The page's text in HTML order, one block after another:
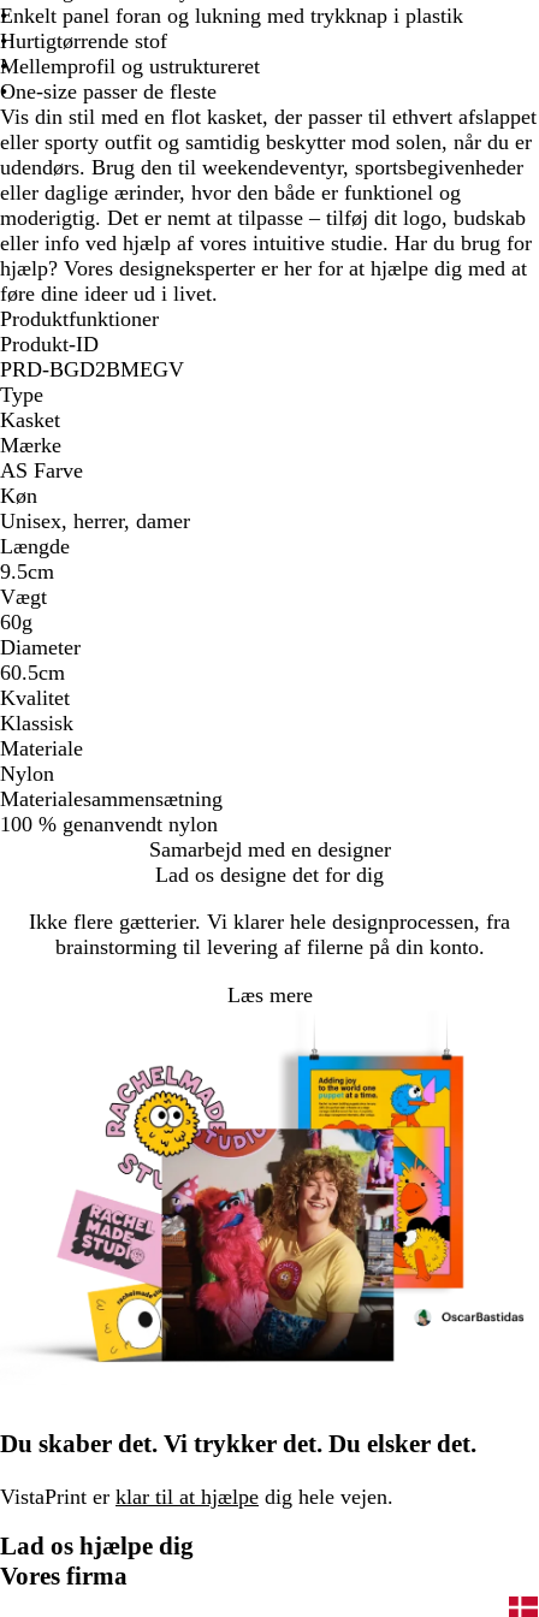
m
a
r
v
e
t
E
R
d
é
n
e
b
l
å
p
i
g
n
o
n
f
a
r
v
e
t
g
r
ø
n
s
m
e
L
Y
P
T
U
S
a
r
v
e
t
u
s
l
i
n
a
b
l
å
g
u
l
l
e
n
t
e
r
h
a
v
e
t
n
e
Enkelt panel foran og lukning med trykknap i plastik
Hurtigtørrende stof
Mellemprofil og ustruktureret
One-size passer de fleste
Vis din stil med en flot kasket, der passer til ethvert afslappet
eller sporty outfit og samtidig beskytter mod solen, når du er
udendørs. Brug den til weekendeventyr, sportsbegivenheder
eller daglige ærinder, hvor den både er funktionel og
moderigtig. Det er nemt at tilpasse – tilføj dit logo, budskab
eller info ved hjælp af vores intuitive studie. Har du brug for
hjælp? Vores designeksperter er her for at hjælpe dig med at
føre dine ideer ud i livet.
Produktfunktioner
Produkt-ID
PRD-BGD2BMEGV
Type
Kasket
Mærke
AS Farve
Køn
Unisex, herrer, damer
Længde
9.5cm
Vægt
60g
Diameter
60.5cm
Kvalitet
Klassisk
Materiale
Nylon
Materialesammensætning
100 % genanvendt nylon
Samarbejd med en designer
Lad os designe det for dig
Ikke flere gætterier. Vi klarer hele designprocessen, fra
brainstorming til levering af filerne på din konto.
Læs mere
Du skaber det. Vi trykker det. Du elsker det.
VistaPrint er klar til at hjælpe dig hele vejen.
Lad os hjælpe dig
Vores firma